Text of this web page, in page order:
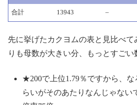
合計 13943 –
先に挙げたカクヨムの表と見比べて
りも母数が大きい分、もっとすごい
★200で上位1.79％ですから、な
らいがそのあたりなんじゃない